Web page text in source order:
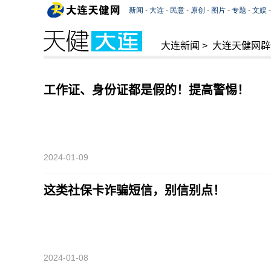
大连新闻 > 大连天健网
工作证、身份证都是假的！提高警惕！
2024-01-09
这类社保卡诈骗短信，别信别点！
2024-01-08